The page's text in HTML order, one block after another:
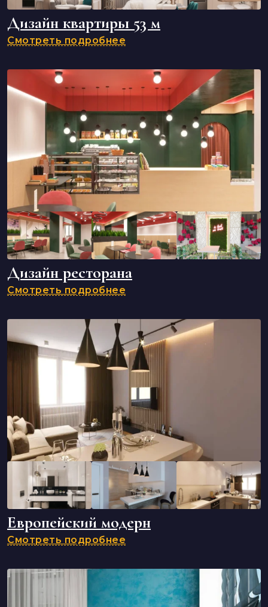
Дизайн квартиры 53 м
Смотреть подробнее
Дизайн ресторана
Смотреть подробнее
Европейский модерн
Смотреть подробнее